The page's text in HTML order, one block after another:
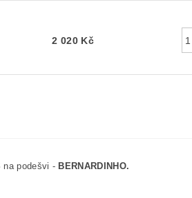
2 020 Kč
na podešvi - BERNARDINHO.